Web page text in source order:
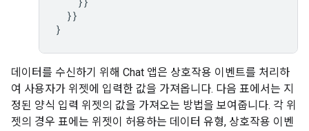
}}
}
데이터를 수신하기 위해 Chat 앱은 상호작용 이벤트를 처리하
여 사용자가 위젯에 입력한 값을 가져옵니다. 다음 표에서는 지
정된 양식 입력 위젯의 값을 가져오는 방법을 보여줍니다. 각 위
젯의 경우 표에는 위젯이 허용하는 데이터 유형, 상호작용 이벤